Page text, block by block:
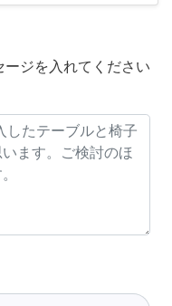
ジを入れてください